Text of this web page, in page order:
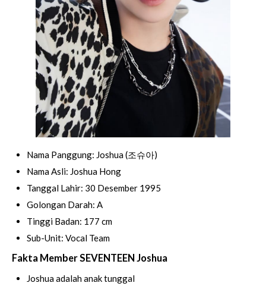
Nama Panggung: Joshua (조슈아)
Nama Asli: Joshua Hong
Tanggal Lahir: 30 Desember 1995
Golongan Darah: A
Tinggi Badan: 177 cm
Sub-Unit: Vocal Team
Fakta Member SEVENTEEN Joshua
Joshua adalah anak tunggal